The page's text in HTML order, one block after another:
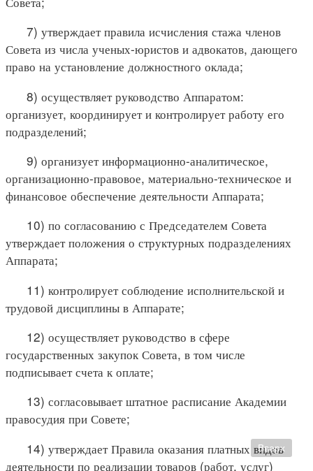
7) утверждает правила исчисления стажа членов
Совета из числа ученых-юристов и адвокатов, дающего
право на установление должностного оклада;
8) осуществляет руководство Аппаратом:
организует, координирует и контролирует работу его
подразделений;
9) организует информационно-аналитическое,
организационно-правовое, материально-техническое и
финансовое обеспечение деятельности Аппарата;
10) по согласованию с Председателем Совета
утверждает положения о структурных подразделениях
Аппарата;
11) контролирует соблюдение исполнительской и
трудовой дисциплины в Аппарате;
12) осуществляет руководство в сфере
государственных закупок Совета, в том числе
подписывает счета к оплате;
13) согласовывает штатное расписание Академии
правосудия при Совете;
14) утверждает Правила оказания платных видов
деятельности по реализации товаров (работ, услуг)
Вверх